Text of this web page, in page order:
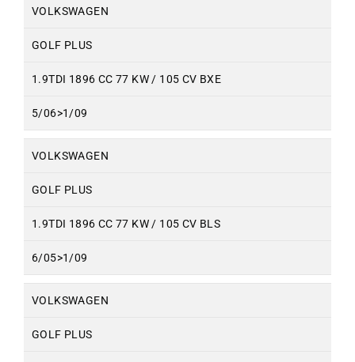
VOLKSWAGEN
GOLF PLUS
1.9TDI 1896 CC 77 KW / 105 CV BXE
5/06>1/09
VOLKSWAGEN
GOLF PLUS
1.9TDI 1896 CC 77 KW / 105 CV BLS
6/05>1/09
VOLKSWAGEN
GOLF PLUS